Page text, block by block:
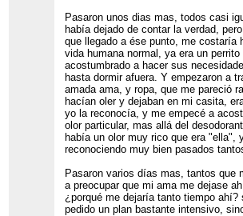
Pasaron unos dias mas, todos casi
había dejado de contar la verdad,
que llegado a ése punto, me costaría
vida humana normal, ya era un perrito
acostumbrado a hacer sus
hasta dormir afuera. Y empezaron a
amada ama, y ropa, que me pareció
hacían oler y dejaban en mi casita,
yo la reconocía, y me empecé a
olor particular, mas allá del
había un olor muy rico que era "ella",
reconociendo muy bien pasados
Pasaron varios días mas, tantos que
a preocupar que mi ama me dejase
¿porqué me dejaría tanto tiempo ahí?
pedido un plan bastante intensivo,